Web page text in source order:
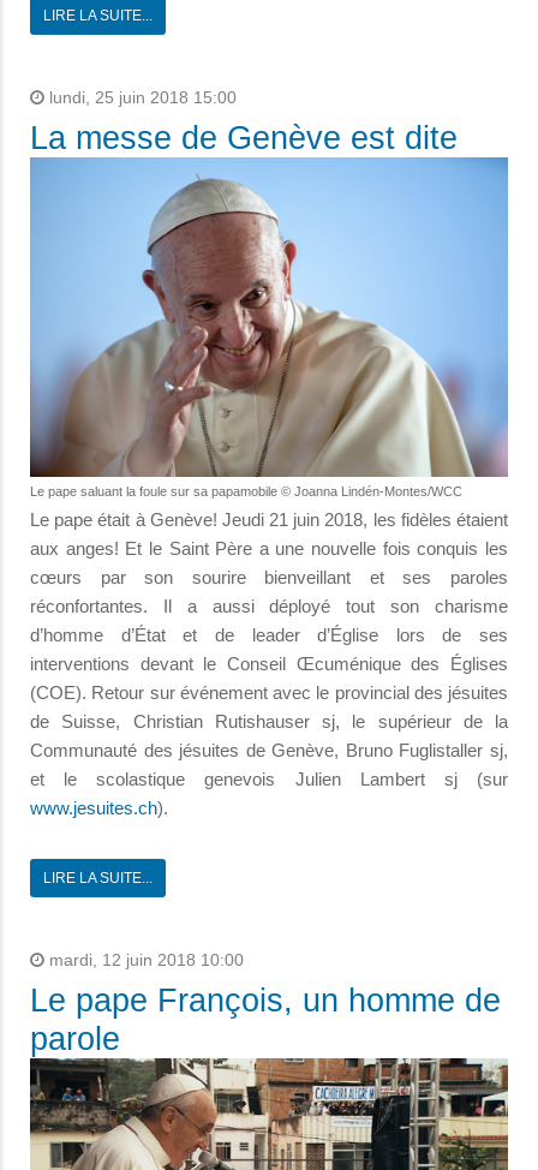
LIRE LA SUITE...
lundi, 25 juin 2018 15:00
La messe de Genève est dite
Le pape saluant la foule sur sa papamobile © Joanna Lindén-Montes/WCC
Le pape était à Genève! Jeudi 21 juin 2018, les fidèles étaient
aux anges! Et le Saint Père a une nouvelle fois conquis les
cœurs par son sourire bienveillant et ses paroles
réconfortantes. Il a aussi déployé tout son charisme
d’homme d’État et de leader d’Église lors de ses
interventions devant le Conseil Œcuménique des Églises
(COE). Retour sur événement avec le provincial des jésuites
de Suisse, Christian Rutishauser sj, le supérieur de la
Communauté des jésuites de Genève, Bruno Fuglistaller sj,
et le scolastique genevois Julien Lambert sj (sur
www.jesuites.ch).
LIRE LA SUITE...
mardi, 12 juin 2018 10:00
Le pape François, un homme de
parole